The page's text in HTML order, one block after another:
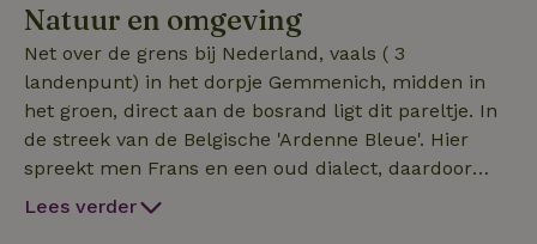
Natuur en omgeving
Net over de grens bij Nederland, vaals ( 3
landenpunt) in het dorpje Gemmenich, midden in
het groen, direct aan de bosrand ligt dit pareltje. In
de streek van de Belgische 'Ardenne Bleue'. Hier
spreekt men Frans en een oud dialect, daardoor
voel je je meteen ver op vakantie in het buitenland
Lees verder